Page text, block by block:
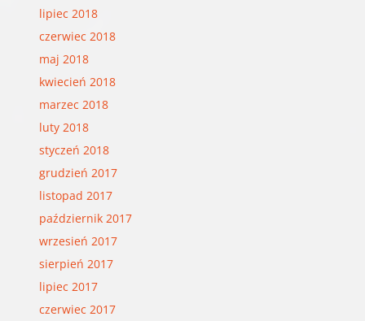
lipiec 2018
czerwiec 2018
maj 2018
kwiecień 2018
marzec 2018
luty 2018
styczeń 2018
grudzień 2017
listopad 2017
październik 2017
wrzesień 2017
sierpień 2017
lipiec 2017
czerwiec 2017